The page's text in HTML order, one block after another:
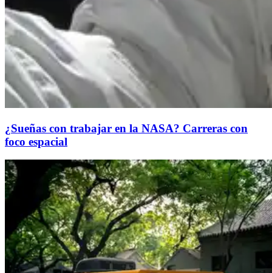
¿Sueñas con trabajar en la NASA? Carreras con
foco espacial